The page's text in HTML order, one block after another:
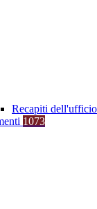
Recapiti
1073